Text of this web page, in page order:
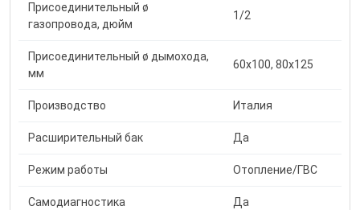
Присоединительный ø
газопровода, дюйм
1/2
Присоединительный ø дымохода,
мм
60х100, 80х125
Производство Италия
Расширительный бак Да
Режим работы Отопление/ГВС
Самодиагностика Да